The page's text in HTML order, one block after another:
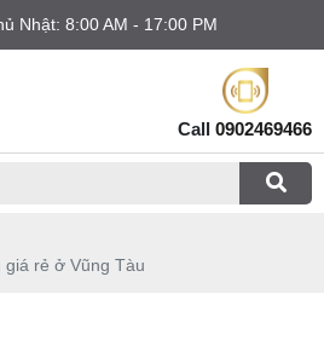
Nhật: 8:00 AM - 17:00 PM
Call 0902469466
giá rẻ ở Vũng Tàu